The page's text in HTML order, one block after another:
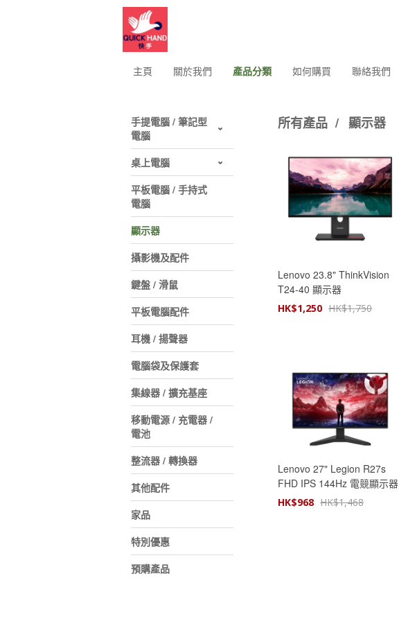
主頁 關於我們 產品分類 如何購買 聯絡我們
手提電腦 / 筆記型
電腦
桌上電腦
平板電腦 / 手持式
電腦
顯示器
攝影機及配件
鍵盤 / 滑鼠
平板電腦配件
耳機 / 揚聲器
電腦袋及保護套
集線器 / 擴充基座
移動電源 / 充電器 /
電池
整流器 / 轉換器
其他配件
家品
特別優惠
預購產品
所有產品 / 顯示器
Lenovo 23.8" ThinkVision
T24-40 顯示器
(64A4MARXMY)
HK$1,250 HK$1,750
Lenovo 27" Legion R27s
FHD IPS 144Hz 電競顯示器
(68CCGAC1MY)
HK$968 HK$1,468